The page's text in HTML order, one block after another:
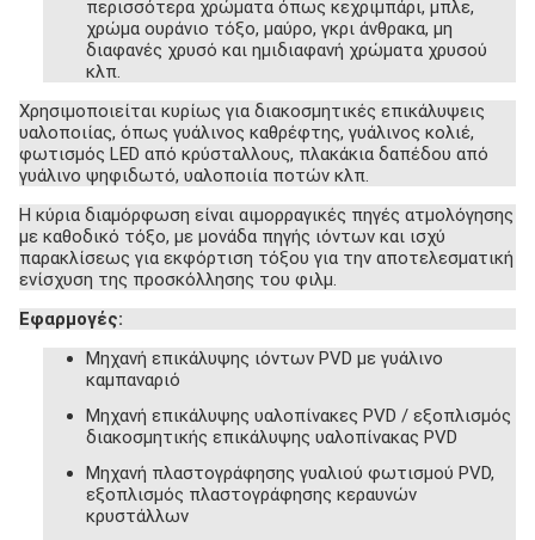
περισσότερα χρώματα όπως κεχριμπάρι, μπλε,
χρώμα ουράνιο τόξο, μαύρο, γκρι άνθρακα, μη
διαφανές χρυσό και ημιδιαφανή χρώματα χρυσού
κλπ.
Χρησιμοποιείται κυρίως για διακοσμητικές επικάλυψεις
υαλοποιίας, όπως γυάλινος καθρέφτης, γυάλινος κολιέ,
φωτισμός LED από κρύσταλλους, πλακάκια δαπέδου από
γυάλινο ψηφιδωτό, υαλοποιία ποτών κλπ.
Η κύρια διαμόρφωση είναι αιμορραγικές πηγές ατμολόγησης
με καθοδικό τόξο, με μονάδα πηγής ιόντων και ισχύ
παρακλίσεως για εκφόρτιση τόξου για την αποτελεσματική
ενίσχυση της προσκόλλησης του φιλμ.
Εφαρμογές:
Μηχανή επικάλυψης ιόντων PVD με γυάλινο
καμπαναριό
Μηχανή επικάλυψης υαλοπίνακες PVD / εξοπλισμός
διακοσμητικής επικάλυψης υαλοπίνακας PVD
Μηχανή πλαστογράφησης γυαλιού φωτισμού PVD,
εξοπλισμός πλαστογράφησης κεραυνών
κρυστάλλων